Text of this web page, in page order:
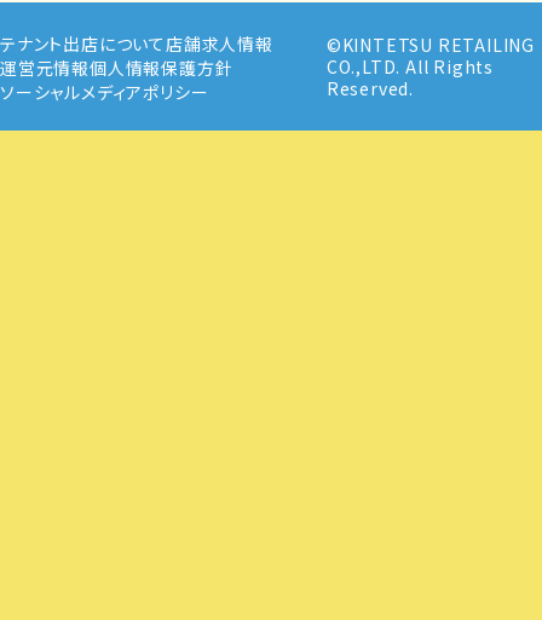
テナント出店について店舗求人情報
運営元情報個人情報保護方針
ソーシャルメディアポリシー
©KINTETSU RETAILING
CO.,LTD. All Rights
Reserved.